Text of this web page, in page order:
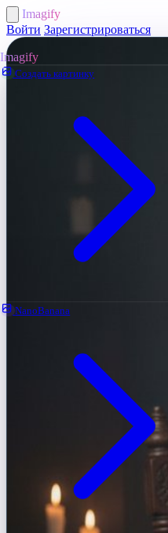
Imagify
Войти Зарегистрироваться
Imagify
Создать картинку
NanoBanana